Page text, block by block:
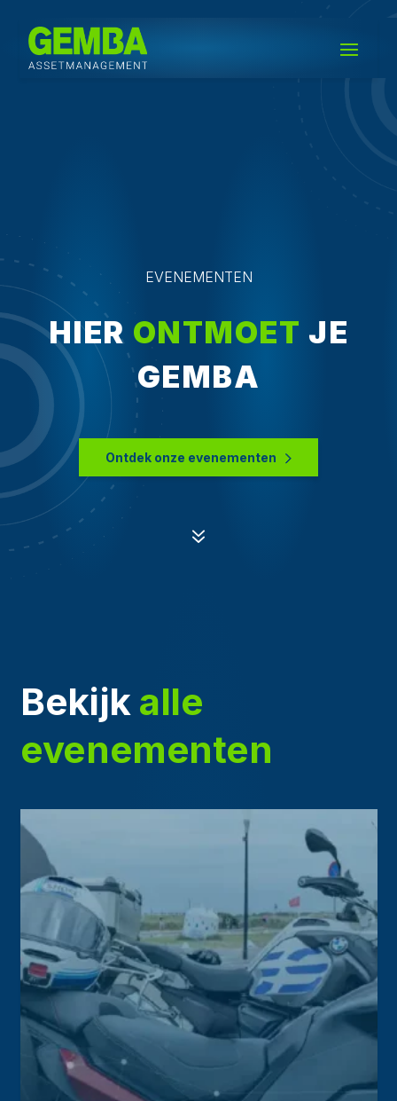
EVENEMENTEN
HIER ONTMOET JE
GEMBA
Ontdek onze evenementen
7
Bekijk alle
evenementen